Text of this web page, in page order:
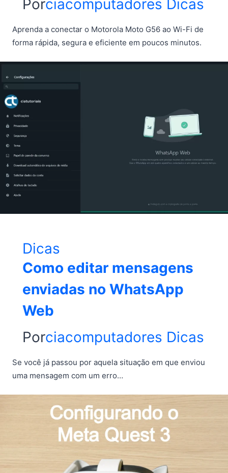
Porciacomputadores Dicas
Aprenda a conectar o Motorola Moto G56 ao Wi-Fi de
forma rápida, segura e eficiente em poucos minutos.
Dicas
Como editar mensagens
enviadas no WhatsApp
Web
Porciacomputadores Dicas
Se você já passou por aquela situação em que enviou
uma mensagem com um erro…